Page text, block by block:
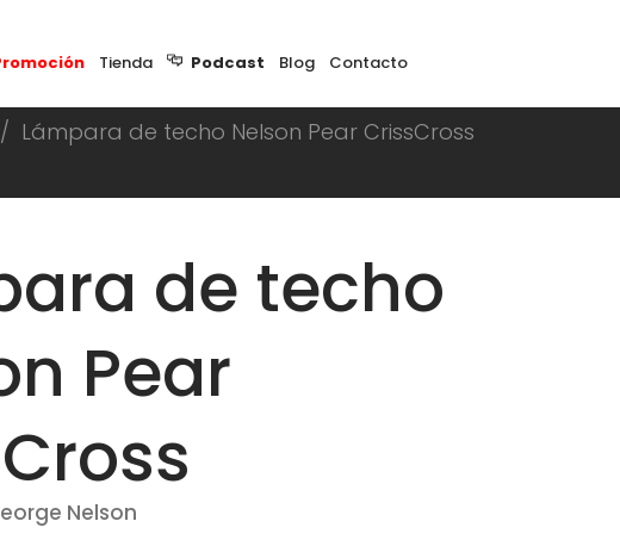
Tienda Podcast Blog Contacto
/ Lámpara de techo Nelson Pear CrissCross
de techo
Pear
Nelson